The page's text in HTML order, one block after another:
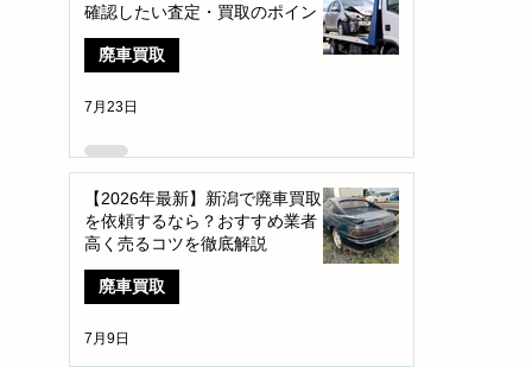
確認したい査定・買取のポイント
廃車買取
7月23日
【2026年最新】新潟で廃車買取
を依頼するなら？おすすめ業者・
高く売るコツを徹底解説
廃車買取
7月9日